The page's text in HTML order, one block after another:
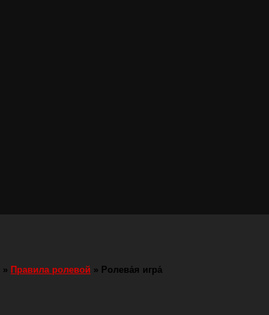
» Правила ролевой » Ролева́я игра́